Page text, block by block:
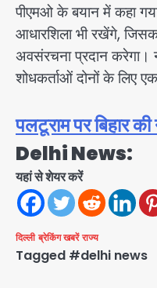
पीएमओ के बयान में कहा
आधारशिला भी रखेंगे,
अवसंरचना प्रदान करेगा।
शोधकर्ताओं दोनों के लिए
पलटूराम पर बिहार
Delhi News:
यहां से शेयर करें
दिल्ली ब्रेकिंग खबरें राज्य
Tagged #delhi news